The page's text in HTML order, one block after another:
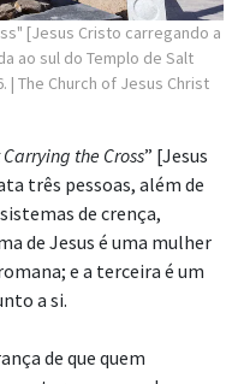
[Jesus Cristo carregando a
ao sul do Templo de Salt
| The Church of Jesus Christ
the Cross” [Jesus
três pessoas, além de
de crença,
de Jesus é uma mulher
e a terceira é um
a si.
de que quem